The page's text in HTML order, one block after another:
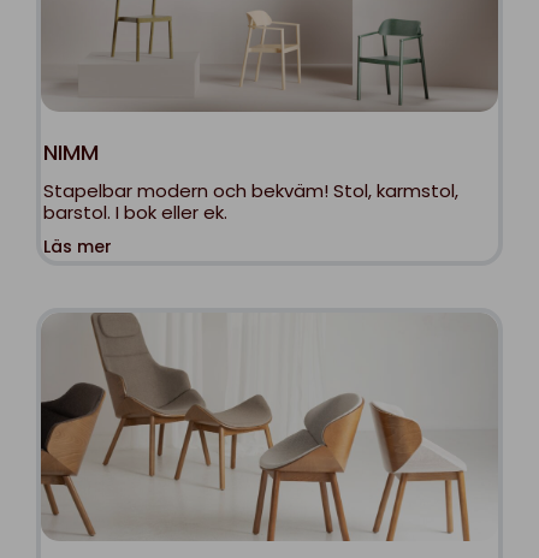
NIMM
Stapelbar modern och bekväm! Stol, karmstol,
barstol. I bok eller ek.
Läs mer